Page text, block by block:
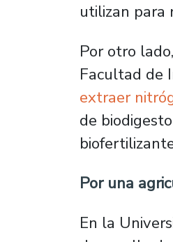
utilizan para
Por otro
Facultad de
extraer
de
Por una
En la